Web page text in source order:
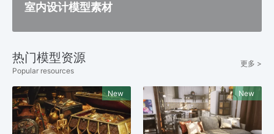
室内设计模型素材
热门模型资源
Popular resources
更多 >